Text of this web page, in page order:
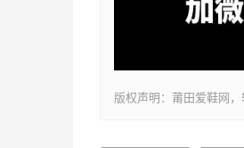
版权声明：莆田爱鞋网，